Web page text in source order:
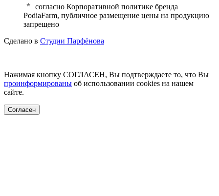
cогласно Корпоративной политике бренда
PodiaFarm, публичное размещение цены на продукцию
запрещено
Сделано в Студии Парфёнова
Нажимая кнопку СОГЛАСЕН, Вы подтверждаете то, что Вы
проинформированы об использовании cookies на нашем
сайте.
Согласен